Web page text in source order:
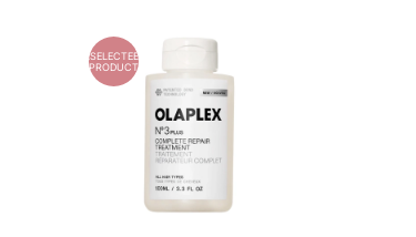
GESELECTEERD
PRODUCT